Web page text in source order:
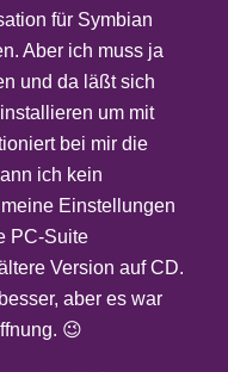
für Symbian
Aber ich muss ja
und da läßt sich
um mit
bei mir die
ich kein
Einstellungen
PC-Suite
Version auf CD.
aber es war
😉